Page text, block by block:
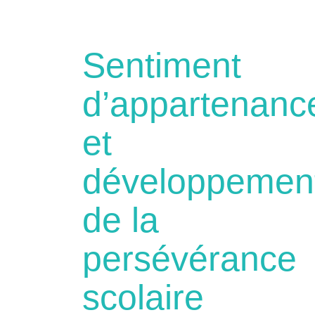
Sentiment
et
de la
persévérance
scolaire